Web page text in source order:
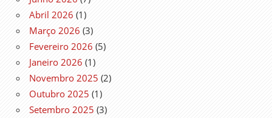
Abril 2026 (1)
Março 2026 (3)
Fevereiro 2026 (5)
Janeiro 2026 (1)
Novembro 2025 (2)
Outubro 2025 (1)
Setembro 2025 (3)